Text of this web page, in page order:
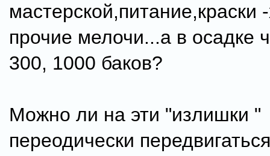
мастерской,питание,краски
прочие мелочи...а в осадке
300, 1000 баков?
Можно ли на эти "излишки "
переодически